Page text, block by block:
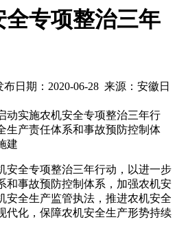
专项整治三年
布日期：2020-06-28 来源：安徽日
动实施农机安全专项整治三年行
生产责任体系和事故预防控制体
建
安全专项整治三年行动，以进一步
和事故预防控制体系，加强农机安
安全生产监管执法，推进农机安全
代化，保障农机安全生产形势持续